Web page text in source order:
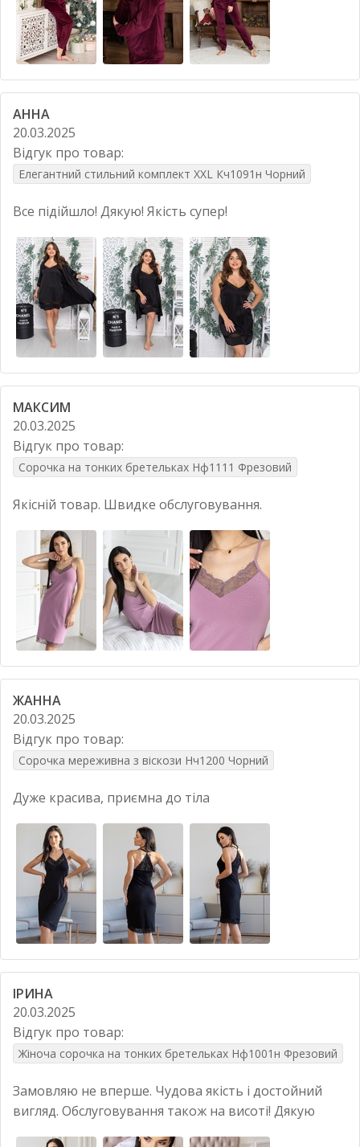
АННА
20.03.2025
Відгук про товар:
Елегантний стильний комплект XXL Кч1091н Чорний
Все підійшло! Дякую! Якість супер!
МАКСИМ
20.03.2025
Відгук про товар:
Сорочка на тонких бретельках Нф1111 Фрезовий
Якісній товар. Швидке обслуговування.
ЖАННА
20.03.2025
Відгук про товар:
Сорочка мереживна з віскози Нч1200 Чорний
Дуже красива, приємна до тіла
ІРИНА
20.03.2025
Відгук про товар:
Жіноча сорочка на тонких бретельках Нф1001н Фрезовий
Замовляю не вперше. Чудова якість і достойний
вигляд. Обслуговування також на висоті! Дякую